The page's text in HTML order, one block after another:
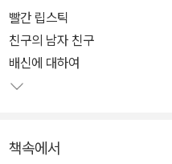
격한 자아와, 친구들 사이에서
달콤한 데이트도 꿈꾸는 자아 사
곱 살 메리 제인은 ‘자기 주도 학
앞에서도 주체성을 잃지 않는 당
지만 행복은 잠시일 뿐, 곧 엄청
빨간 립스틱
친구의 남자 친구
배신에 대하여
책속에서